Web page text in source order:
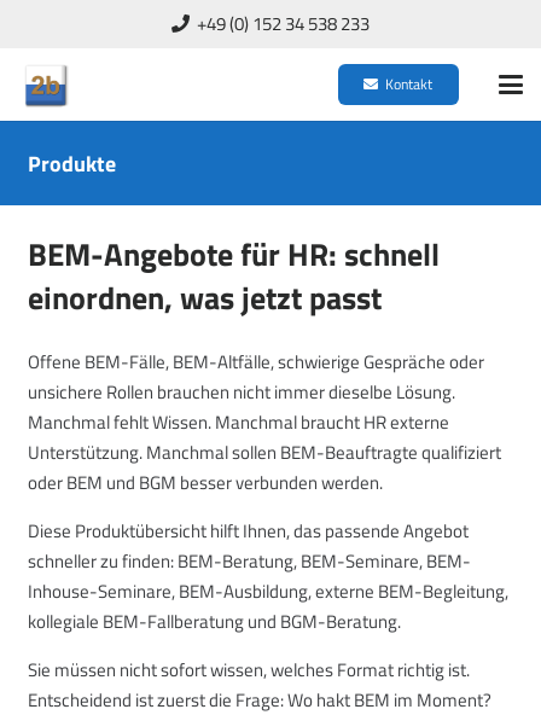
+49 (0) 152 34 538 233
Kontakt
Produkte
BEM-Angebote für HR: schnell
einordnen, was jetzt passt
Offene BEM-Fälle, BEM-Altfälle, schwierige Gespräche oder
unsichere Rollen brauchen nicht immer dieselbe Lösung.
Manchmal fehlt Wissen. Manchmal braucht HR externe
Unterstützung. Manchmal sollen BEM-Beauftragte qualifiziert
oder BEM und BGM besser verbunden werden.
Diese Produktübersicht hilft Ihnen, das passende Angebot
schneller zu finden: BEM-Beratung, BEM-Seminare, BEM-
Inhouse-Seminare, BEM-Ausbildung, externe BEM-Begleitung,
kollegiale BEM-Fallberatung und BGM-Beratung.
Sie müssen nicht sofort wissen, welches Format richtig ist.
Entscheidend ist zuerst die Frage: Wo hakt BEM im Moment?